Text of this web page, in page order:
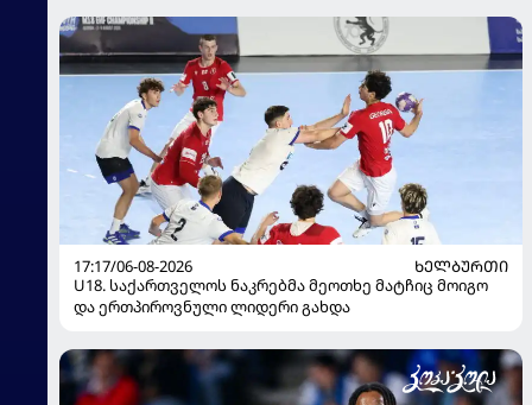
17:17/06-08-2026
ᲮᲔᲚᲑᲣᲠᲗᲘ
U18. საქართველოს ნაკრებმა მეოთხე მატჩიც მოიგო
და ერთპიროვნული ლიდერი გახდა